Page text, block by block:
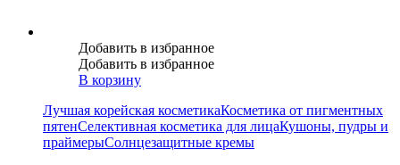
Добавить в избранное
Добавить в избранное
В корзину
Лучшая корейская косметикаКосметика от пигментных
пятенСелективная косметика для лицаКушоны, пудры и
праймерыСолнцезащитные кремы